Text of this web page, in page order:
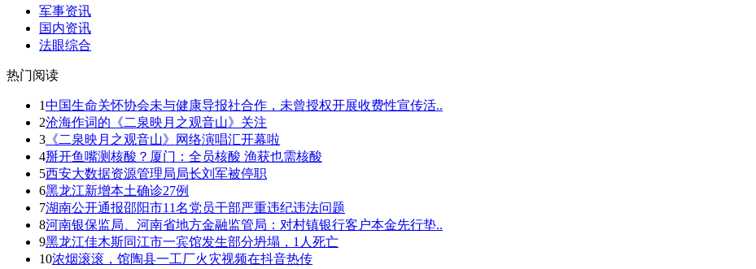
军事资讯
国内资讯
法眼综合
热门阅读
1中国生命关怀协会未与健康导报社合作，未曾授权开展收费性宣传活..
2沧海作词的《二泉映月之观音山》关注
3 《二泉映月之观音山》网络演唱汇开幕啦
4掰开鱼嘴测核酸？厦门：全员核酸 渔获也需核酸
5西安大数据资源管理局局长刘军被停职
6黑龙江新增本土确诊27例
7湖南公开通报邵阳市11名党员干部严重违纪违法问题
8河南银保监局、河南省地方金融监管局：对村镇银行客户本金先行垫..
9黑龙江佳木斯同江市一宾馆发生部分坍塌，1人死亡
10浓烟滚滚，馆陶县一工厂火灾视频在抖音热传